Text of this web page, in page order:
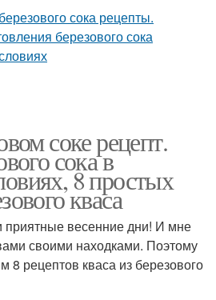
соке рецепт.
сока в
8 простых
кваса
приятные весенние дни! И мне
своими находками. Поэтому
8 рецептов кваса из березового